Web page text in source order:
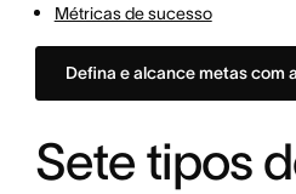
Métricas de sucesso
Defina e alcance metas com
Sete tipos